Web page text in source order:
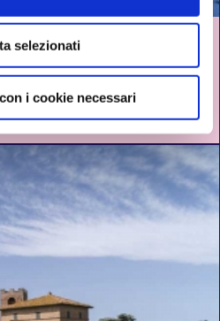
selezionati
i cookie necessari
L’INCANTO DELLA